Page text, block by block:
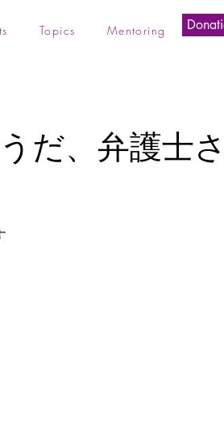
Topics Mentoring
だ、弁護士